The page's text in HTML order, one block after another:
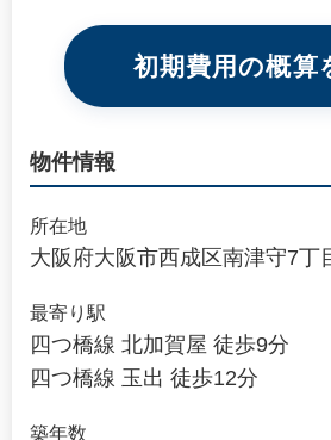
初期費用の概算
物件情報
所在地
大阪府大阪市西成区南津守7丁
最寄り駅
四つ橋線 北加賀屋 徒歩9分
四つ橋線 玉出 徒歩12分
築年数